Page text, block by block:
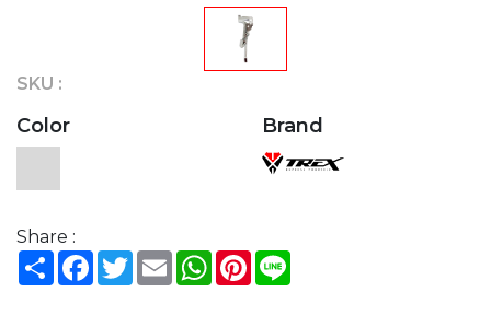
SKU :
Color Brand
Share :
ShareFacebook
TwitterEmailWhatsApp
Pinterest